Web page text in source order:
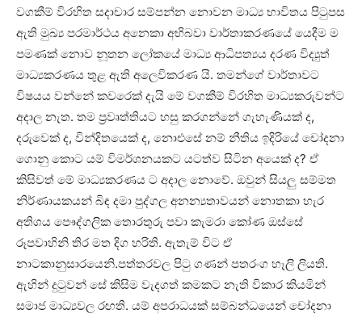
වගකීම් විරහිත සදාචාර සම්පන්න නොවන මාධ්‍ය භාවිතය පිටුපස
ඇති මුඛ්‍ය පරමාර්ථය අනෙකා අභිබවා වාර්තාකරණයේ යෙදීම ම
පමණක් නොව නූතන ලෝකයේ මාධ්‍ය ආධිපත්‍යය දරණ විද්‍යුත්
මාධ්‍යකරණය තුළ ඇති අලෙවිකරණ යි. තමන්ගේ වාර්තාවට
විෂයය වන්නේ කවරෙක් දැයි මේ වගකීම් විරහිත මාධ්‍යකරුවන්ට
අදාල නැත. තම ප්‍රවෘත්තියට හසු කරගන්නේ ගැහැණියක් ද,
දරුවෙක් ද, වින්දිතයෙක් ද, නොඑසේ නම් නීතිය ඉදිරියේ චෝදනා
ගොනු කොට යම් විමර්ශනයකට යටත්ව සිටින අයෙක් ද? ඒ
කිසිවත් මේ මාධ්‍යකරණය ට අදාල නොවේ. ඔවුන් සියලු සම්මත
නිර්ණායකයන් බිඳ දමා පුද්ගල අනන්‍යතාවයන් නොතකා හැර
අතිශය පෞද්ගලික තොරතුරු පවා කැමරා කෝණ ඔස්සේ
රූපවාහිනි තිර මත දිග හරිති. ඇතැම් විට ඒ
නාටකානුසාරයෙනි.පත්තරවල පිටු ගණන් පතරංග හෑලි ලියති.
ඇහින් දුටුවන් සේ කිසිම වැදගත් කමකට නැති විකාර කියමින්
සමාජ මාධ්‍යවල රඟති. යම් අපරාධයක් සම්බන්ධයෙන් චෝදනා